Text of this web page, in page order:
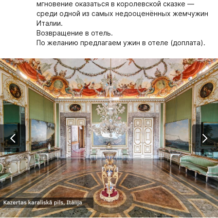
мгновение оказаться в королевской сказке —
среди одной из самых недооценённых жемчужин
Италии.
Возвращение в отель.
По желанию предлагаем ужин в отеле (доплата).